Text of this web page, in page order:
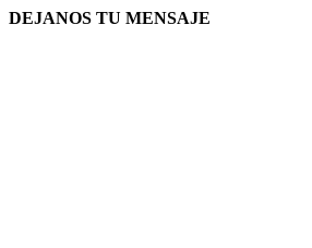
DEJANOS TU MENSAJE